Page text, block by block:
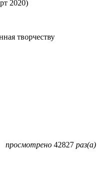
2020)
творчеству
просмотрено 42827 раз(а)